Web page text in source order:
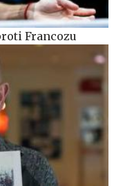
Francozu